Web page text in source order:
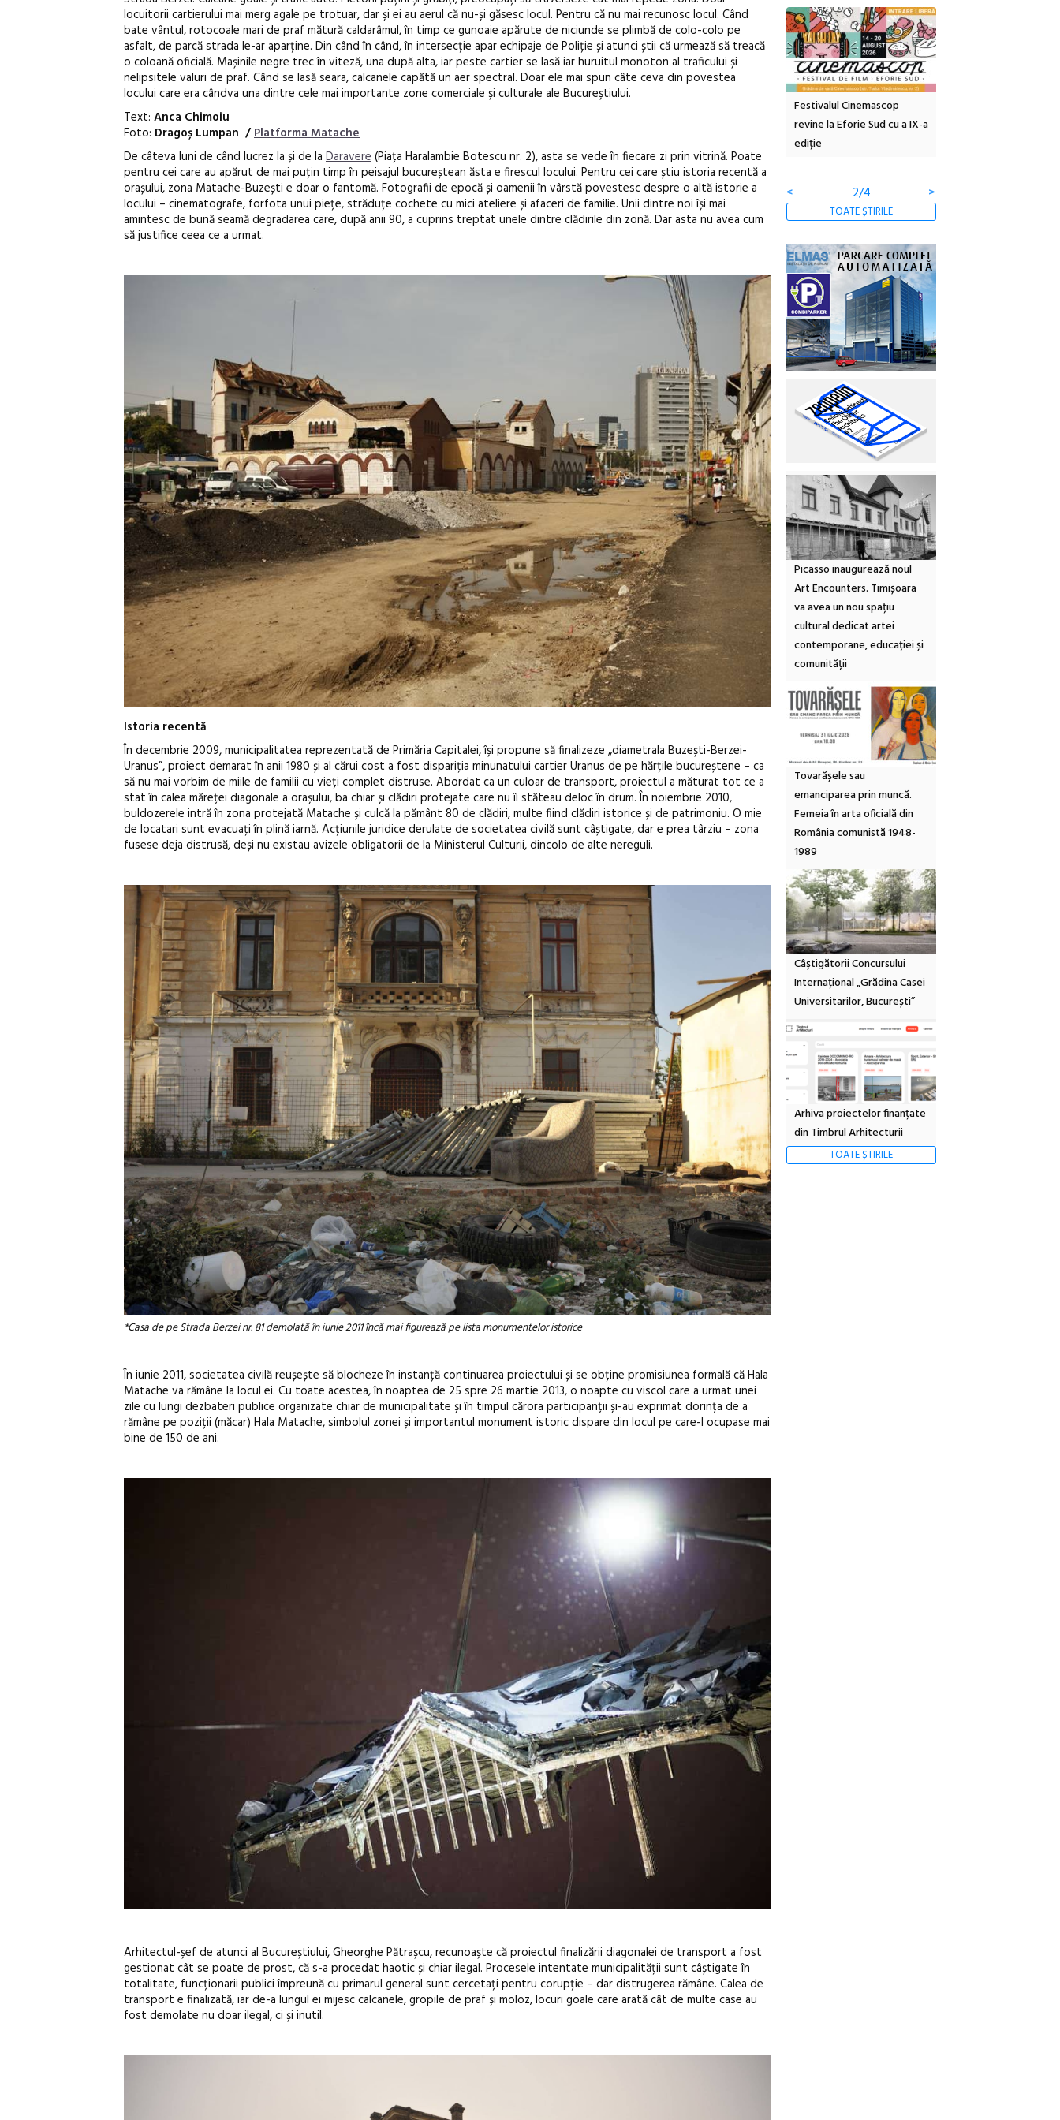
locuitorii cartierului mai merg agale pe trotuar, dar și ei au aerul că nu-și găsesc locul. Pentru că nu mai recunosc locul. Când
bate vântul, rotocoale mari de praf mătură caldarâmul, în timp ce gunoaie apărute de niciunde se plimbă de colo-colo pe
asfalt, de parcă strada le-ar aparține. Din când în când, în intersecție apar echipaje de Poliție și atunci știi că urmează să treacă
o coloană oficială. Mașinile negre trec în viteză, una după alta, iar peste cartier se lasă iar huruitul monoton al traficului și
nelipsitele valuri de praf. Când se lasă seara, calcanele capătă un aer spectral. Doar ele mai spun câte ceva din povestea
locului care era cândva una dintre cele mai importante zone comerciale și culturale ale Bucureștiului.
Text: Anca Chimoiu
Foto: Dragoș Lumpan /Platforma Matache
De câteva luni de când lucrez la și de la Daravere(Piața Haralambie Botescu nr. 2), asta se vede în fiecare zi prin vitrină. Poate
pentru cei care au apărut de mai puțin timp în peisajul bucureștean ăsta e firescul locului. Pentru cei care știu istoria recentă a
orașului, zona Matache-Buzești e doar o fantomă. Fotografii de epocă și oamenii în vârstă povestesc despre o altă istorie a
locului – cinematografe, forfota unui piețe, străduțe cochete cu mici ateliere și afaceri de familie. Unii dintre noi își mai
amintesc de bună seamă degradarea care, după anii 90, a cuprins treptat unele dintre clădirile din zonă. Dar asta nu avea cum
să justifice ceea ce a urmat.
Istoria recentă
În decembrie 2009, municipalitatea reprezentată de Primăria Capitalei, își propune să finalizeze „diametrala Buzești-Berzei-
Uranus”, proiect demarat în anii 1980 și al cărui cost a fost dispariția minunatului cartier Uranus de pe hărțile bucureștene – ca
să nu mai vorbim de miile de familii cu vieți complet distruse. Abordat ca un culoar de transport, proiectul a măturat tot ce a
stat în calea măreței diagonale a orașului, ba chiar și clădiri protejate care nu îi stăteau deloc în drum. În noiembrie 2010,
buldozerele intră în zona protejată Matache și culcă la pământ 80 de clădiri, multe fiind clădiri istorice și de patrimoniu. O mie
de locatari sunt evacuați în plină iarnă. Acțiunile juridice derulate de societatea civilă sunt câștigate, dar e prea târziu – zona
fusese deja distrusă, deși nu existau avizele obligatorii de la Ministerul Culturii, dincolo de alte nereguli.
*Casa de pe Strada Berzei nr. 81 demolată în iunie 2011 încă mai figurează pe lista monumentelor istorice
În iunie 2011, societatea civilă reușește să blocheze în instanță continuarea proiectului și se obține promisiunea formală că Hala
Matache va rămâne la locul ei. Cu toate acestea, în noaptea de 25 spre 26 martie 2013, o noapte cu viscol care a urmat unei
zile cu lungi dezbateri publice organizate chiar de municipalitate și în timpul cărora participanții și-au exprimat dorința de a
rămâne pe poziții (măcar) Hala Matache, simbolul zonei și importantul monument istoric dispare din locul pe care-l ocupase mai
bine de 150 de ani.
Arhitectul-șef de atunci al Bucureștiului, Gheorghe Pătrașcu, recunoaște că proiectul finalizării diagonalei de transport a fost
gestionat cât se poate de prost, că s-a procedat haotic și chiar ilegal. Procesele intentate municipalității sunt câștigate în
totalitate, funcționarii publici împreună cu primarul general sunt cercetați pentru corupție – dar distrugerea rămâne. Calea de
transport e finalizată, iar de-a lungul ei mijesc calcanele, gropile de praf și moloz, locuri goale care arată cât de multe case au
fost demolate nu doar ilegal, ci și inutil.
Sleeping Beauties la Borsec:
dulceață de amintiri la
borcan, o cameră obscură și
<
3/4 >
TOATE ȘTIRILE
Picasso inaugurează noul
Art Encounters. Timișoara
va avea un nou spațiu
cultural dedicat artei
contemporane, educației și
comunității
Tovarășele sau
emanciparea prin muncă.
Femeia în arta oficială din
România comunistă 1948-
1989
Câștigătorii Concursului
Internațional „Grădina Casei
Universitarilor, București”
Arhiva proiectelor finanțate
din Timbrul Arhitecturii
TOATE ȘTIRILE